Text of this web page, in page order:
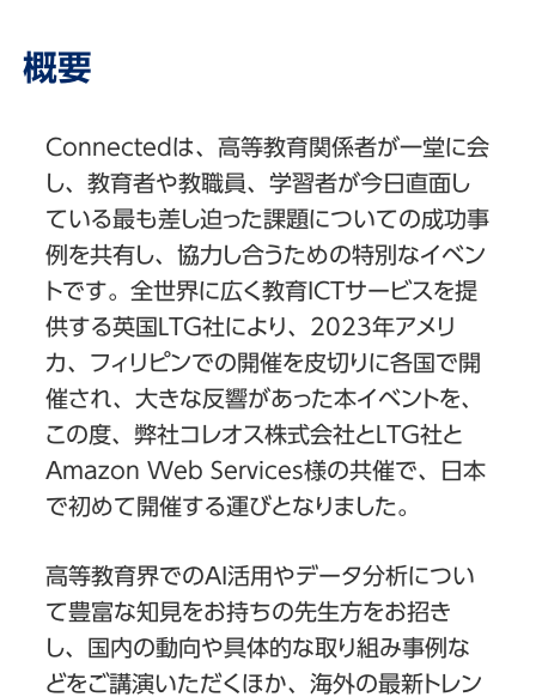
概要
Connectedは、高等教育関係者が一堂に会
し、教育者や教職員、学習者が今日直面し
ている最も差し迫った課題についての成功事
例を共有し、協力し合うための特別なイベン
トです。全世界に広く教育ICTサービスを提
供する英国LTG社により、2023年アメリ
カ、フィリピンでの開催を皮切りに各国で開
催され、大きな反響があった本イベントを、
この度、弊社コレオス株式会社とLTG社と
Amazon Web Services様の共催で、日本
で初めて開催する運びとなりました。
高等教育界でのAI活用やデータ分析につい
て豊富な知見をお持ちの先生方をお招き
し、国内の動向や具体的な取り組み事例な
どをご講演いただくほか、海外の最新トレン